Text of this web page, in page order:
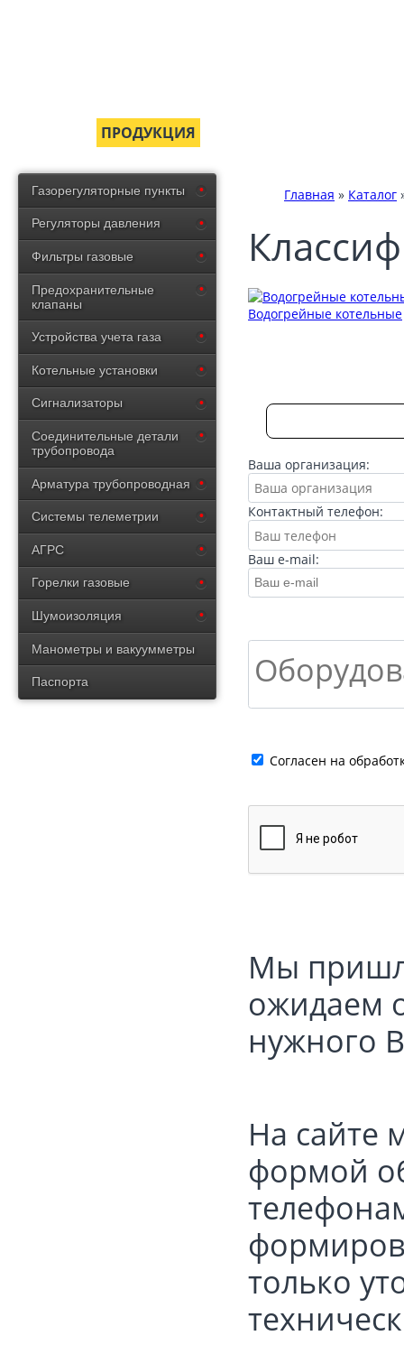
ПРОДУКЦИЯ
Газорегуляторные пункты
Регуляторы давления
Фильтры газовые
Предохранительные
клапаны
Устройства учета газа
Котельные установки
Сигнализаторы
Соединительные детали
трубопровода
Арматура трубопроводная
Системы телеметрии
АГРС
Горелки газовые
Шумоизоляция
Манометры и вакуумметры
Паспорта
Главная » Каталог
Водогрейные котельные
Ваша организация:
Контактный телефон:
Ваш e-mail:
Cогласен на
Мы
ожидаем
нужного
На сайте
формой
только